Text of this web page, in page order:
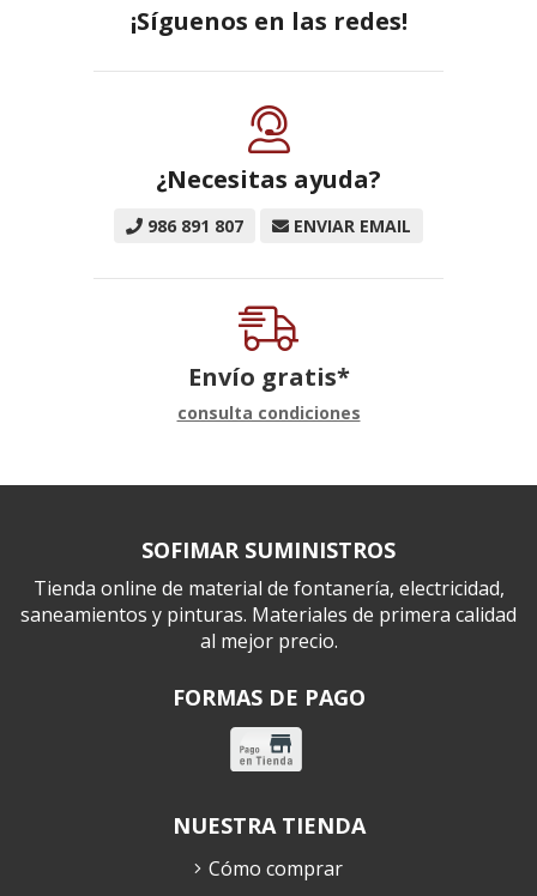
¡Síguenos en las redes!
¿Necesitas ayuda?
986 891 807 ENVIAR EMAIL
Envío gratis*
consulta condiciones
SOFIMAR SUMINISTROS
Tienda online de material de fontanería, electricidad,
saneamientos y pinturas. Materiales de primera calidad
al mejor precio.
FORMAS DE PAGO
NUESTRA TIENDA
Cómo comprar